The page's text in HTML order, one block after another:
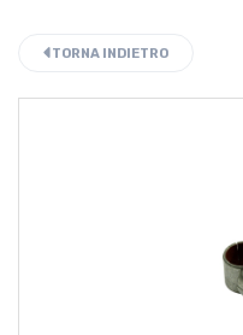
TORNA INDIETRO